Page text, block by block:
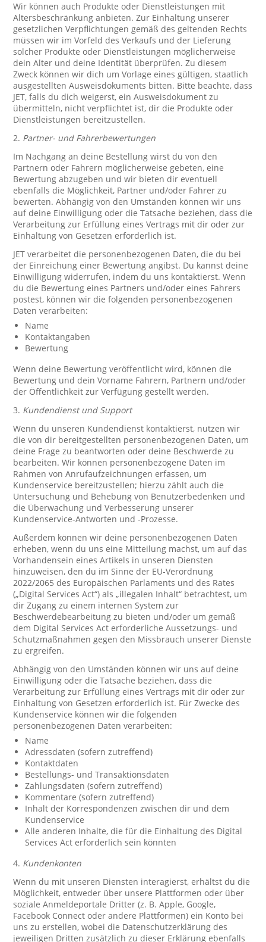
Wir können auch Produkte oder Dienstleistungen mit
Altersbeschränkung anbieten. Zur Einhaltung unserer
gesetzlichen Verpflichtungen gemäß des geltenden Rechts
müssen wir im Vorfeld des Verkaufs und der Lieferung
solcher Produkte oder Dienstleistungen möglicherweise
dein Alter und deine Identität überprüfen. Zu diesem
Zweck können wir dich um Vorlage eines gültigen, staatlich
ausgestellten Ausweisdokuments bitten. Bitte beachte, dass
JET, falls du dich weigerst, ein Ausweisdokument zu
übermitteln, nicht verpflichtet ist, dir die Produkte oder
Dienstleistungen bereitzustellen.
2. Partner- und Fahrerbewertungen
Im Nachgang an deine Bestellung wirst du von den
Partnern oder Fahrern möglicherweise gebeten, eine
Bewertung abzugeben und wir bieten dir eventuell
ebenfalls die Möglichkeit, Partner und/oder Fahrer zu
bewerten. Abhängig von den Umständen können wir uns
auf deine Einwilligung oder die Tatsache beziehen, dass die
Verarbeitung zur Erfüllung eines Vertrags mit dir oder zur
Einhaltung von Gesetzen erforderlich ist.
JET verarbeitet die personenbezogenen Daten, die du bei
der Einreichung einer Bewertung angibst. Du kannst deine
Einwilligung widerrufen, indem du uns kontaktierst. Wenn
du die Bewertung eines Partners und/oder eines Fahrers
postest, können wir die folgenden personenbezogenen
Daten verarbeiten:
Name
Kontaktangaben
Bewertung
Wenn deine Bewertung veröffentlicht wird, können die
Bewertung und dein Vorname Fahrern, Partnern und/oder
der Öffentlichkeit zur Verfügung gestellt werden.
3. Kundendienst und Support
Wenn du unseren Kundendienst kontaktierst, nutzen wir
die von dir bereitgestellten personenbezogenen Daten, um
deine Frage zu beantworten oder deine Beschwerde zu
bearbeiten. Wir können personenbezogene Daten im
Rahmen von Anrufaufzeichnungen erfassen, um
Kundenservice bereitzustellen; hierzu zählt auch die
Untersuchung und Behebung von Benutzerbedenken und
die Überwachung und Verbesserung unserer
Kundenservice-Antworten und -Prozesse.
Außerdem können wir deine personenbezogenen Daten
erheben, wenn du uns eine Mitteilung machst, um auf das
Vorhandensein eines Artikels in unseren Diensten
hinzuweisen, den du im Sinne der EU-Verordnung
2022/2065 des Europäischen Parlaments und des Rates
(„Digital Services Act“) als „illegalen Inhalt“ betrachtest, um
dir Zugang zu einem internen System zur
Beschwerdebearbeitung zu bieten und/oder um gemäß
dem Digital Services Act erforderliche Aussetzungs- und
Schutzmaßnahmen gegen den Missbrauch unserer Dienste
zu ergreifen.
Abhängig von den Umständen können wir uns auf deine
Einwilligung oder die Tatsache beziehen, dass die
Verarbeitung zur Erfüllung eines Vertrags mit dir oder zur
Einhaltung von Gesetzen erforderlich ist. Für Zwecke des
Kundenservice können wir die folgenden
personenbezogenen Daten verarbeiten:
Name
Adressdaten (sofern zutreffend)
Kontaktdaten
Bestellungs- und Transaktionsdaten
Zahlungsdaten (sofern zutreffend)
Kommentare (sofern zutreffend)
Inhalt der Korrespondenzen zwischen dir und dem
Kundenservice
Alle anderen Inhalte, die für die Einhaltung des Digital
Services Act erforderlich sein könnten
4. Kundenkonten
Wenn du mit unseren Diensten interagierst, erhältst du die
Möglichkeit, entweder über unsere Plattformen oder über
soziale Anmeldeportale Dritter (z. B. Apple, Google,
Facebook Connect oder andere Plattformen) ein Konto bei
uns zu erstellen, wobei die Datenschutzerklärung des
jeweiligen Dritten zusätzlich zu dieser Erklärung ebenfalls